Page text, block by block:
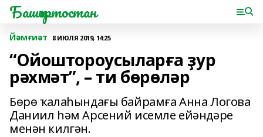
Башҡортостан
Йәмғиәт 8 ИЮЛЯ 2019, 14:25
“Ойоштороусыларға ҙур
рәхмәт”, – ти бөрөләр
Бөрө ҡалаһындағы байрамға Анна Логова
Даниил һәм Арсений исемле ейәндәре
менән килгән.